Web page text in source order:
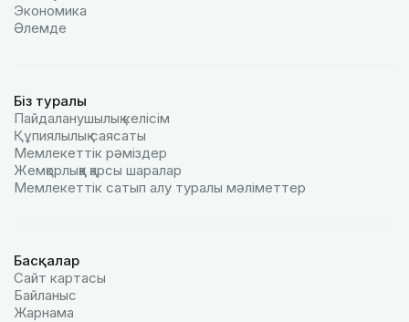
Экономика
Әлемде
Біз туралы
Пайдаланушылық келiciм
Құпиялылық саясаты
Мемлекеттік рәміздер
Жемқорлыққа қарсы шаралар
Мемлекеттік сатып алу туралы мәлiметтер
Басқалар
Сайт картасы
Байланыс
Жарнама